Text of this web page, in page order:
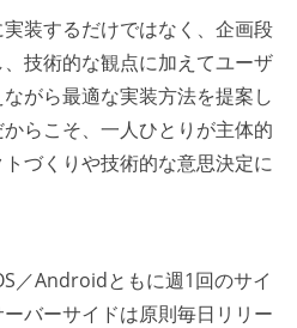
装するだけではなく、企画段
技術的な観点に加えてユーザ
がら最適な実装方法を提案し
らこそ、一人ひとりが主体的
づくりや技術的な意思決定に
／Androidともに週1回のサイ
バーサイドは原則毎日リリー